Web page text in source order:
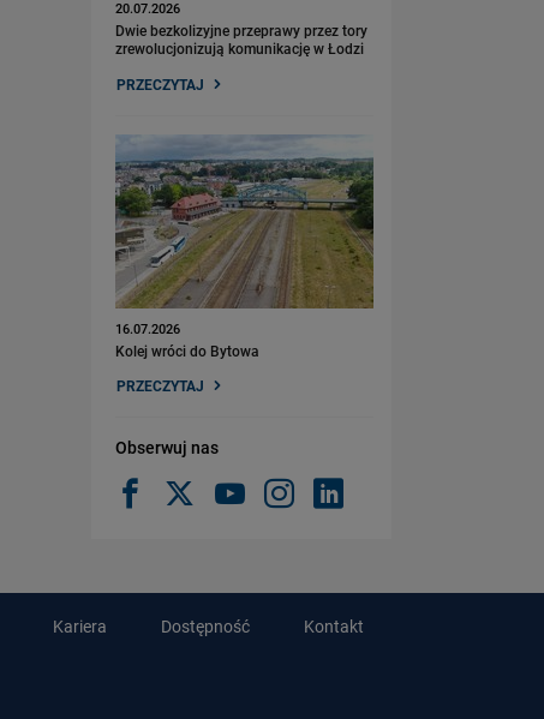
20.07.2026
Dwie bezkolizyjne przeprawy przez tory
zrewolucjonizują komunikację w Łodzi
PRZECZYTAJ
16.07.2026
Kolej wróci do Bytowa
PRZECZYTAJ
Obserwuj nas
Kariera Dostępność Kontakt